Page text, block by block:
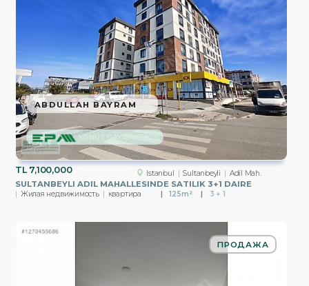
TL7,100,000 Istanbul Sultanbeyli Adil Mah.
SULTANBEYLI ADIL MAHALLESINDE SATILIK 3+1 DAIRE
Жилая недвижимость квартира 125m² 3 + 1
KONUT GAYRİMENKUL
ABDULLAH BAYRAM
ПРОДАЖА